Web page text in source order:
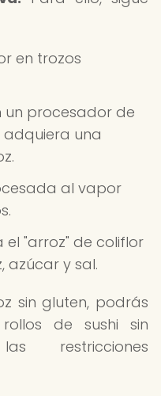
en trozos
un procesador de
una
al vapor
el "arroz" de coliflor
azúcar y sal.
sin gluten, podrás
de sushi sin
restricciones